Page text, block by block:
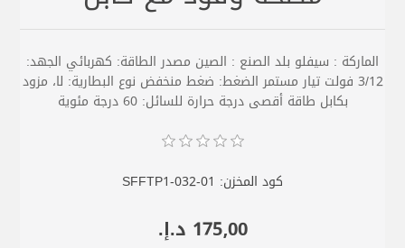
الماركة : سيفلو بلد الصنع : الصين مصدر الطاقة: كهربائي الجهد:
3/12 فولت تيار مستمر الضغط: ضغط منخفض نوع البطارية: لا، مزود
بكابل طاقة أقصى درجة حرارة للسائل: 60 درجة مئوية
كود المخزن: SFFTP1-032-01
175٫00 د.إ.‏